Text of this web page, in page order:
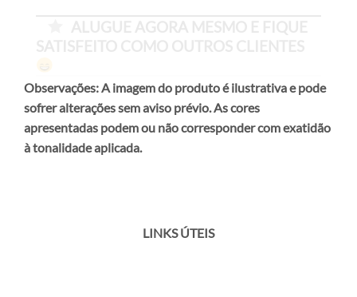
Observações: A imagem do produto é ilustrativa e pode
sofrer alterações sem aviso prévio. As cores
apresentadas podem ou não corresponder com exatidão
à tonalidade aplicada.
LINKS ÚTEIS